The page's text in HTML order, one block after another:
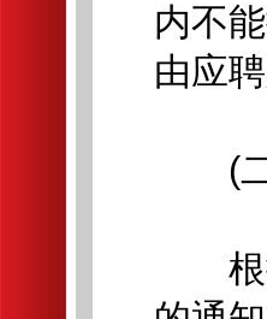
内不
由应
(二
根据